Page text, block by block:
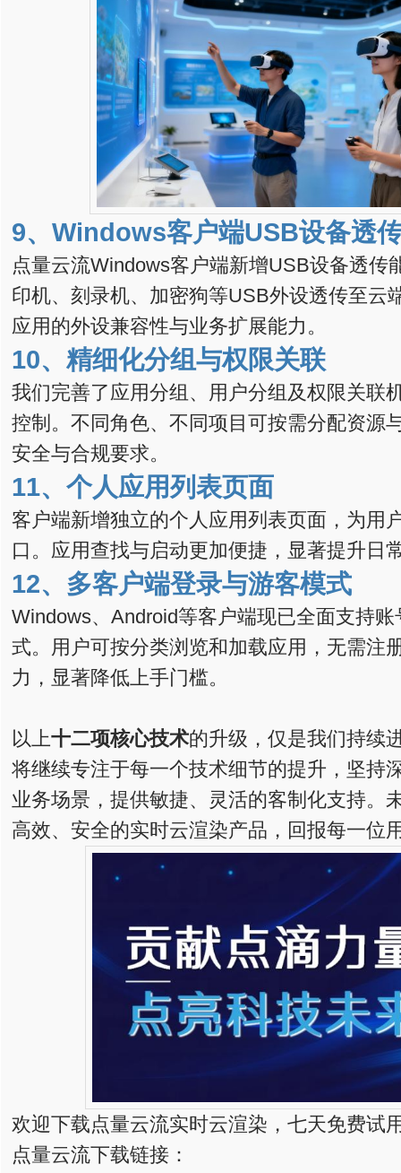
9、 Windows客户端USB设备透
点量云流Windows客户端新增USB设备透传
印机、刻录机、加密狗等USB外设透传至云
应用的外设兼容性与业务扩展能力。
10、 精细化分组与权限关联
我们完善了应用分组、用户分组及权限关联
控制。不同角色、不同项目可按需分配资源
安全与合规要求。
11、 个人应用列表页面
客户端新增独立的个人应用列表页面，为用
口。应用查找与启动更加便捷，显著提升日
12、 多客户端登录与游客模式
Windows、Android等客户端现已全面支持
式。用户可按分类浏览和加载应用，无需注
力，显著降低上手门槛。
以上十二项核心技术的升级，仅是我们持续
将继续专注于每一个技术细节的提升，坚持
业务场景，提供敏捷、灵活的客制化支持。
高效、安全的实时云渲染产品，回报每一位
欢迎下载点量云流实时云渲染，七天免费试
点量云流下载链接：